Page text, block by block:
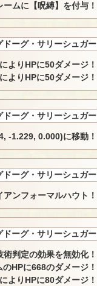
ームに【呪縛】を付与！
ドーグ・サリーシュガー
よりHPに50ダメージ！
よりHPに50ダメージ！
ドーグ・サリーシュガー
-1.229, 0.000)に移動！
ドーグ・サリーシュガー
ンフォーマルハウト！
ドーグ・サリーシュガー
判定の効果を無効化！
HPに668のダメージ！
よりHPに80ダメージ！